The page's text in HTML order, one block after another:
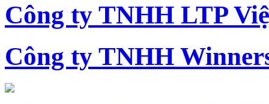
Công ty TNHH LTP
Công ty TNHH